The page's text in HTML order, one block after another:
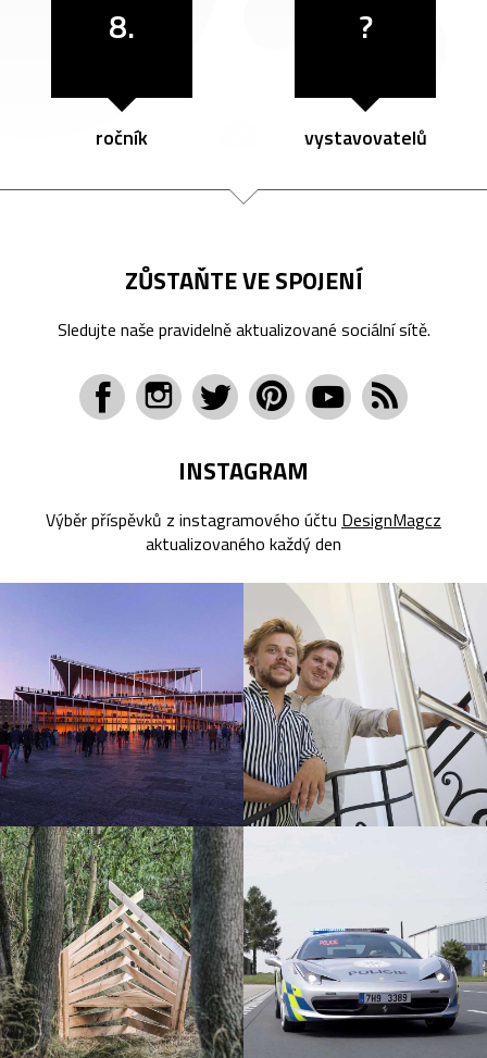
8.
ročník
?
vystavovatelů
ZŮSTAŇTE VE SPOJENÍ
Sledujte naše pravidelně aktualizované sociální sítě.
INSTAGRAM
Výběr příspěvků z instagramového účtu DesignMagcz
aktualizovaného každý den